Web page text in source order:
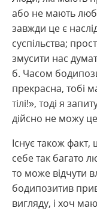
або не мають
завжди це є
суспільства;
змусити нас
б. Часом
прекрасна, тобі
тілі!», тоді я
дійсно не можу
Існує також
себе так багато
то може відчути
бодипозитив
вигляду, і хоч